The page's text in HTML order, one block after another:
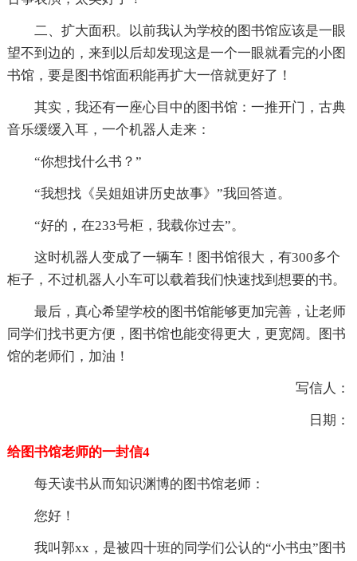
二、扩大面积。以前我认为学校的图书馆应该是一眼
望不到边的，来到以后却发现这是一个一眼就看完的小图
书馆，要是图书馆面积能再扩大一倍就更好了！
其实，我还有一座心目中的图书馆：一推开门，古典
音乐缓缓入耳，一个机器人走来：
“你想找什么书？”
“我想找《吴姐姐讲历史故事》”我回答道。
“好的，在233号柜，我载你过去”。
这时机器人变成了一辆车！图书馆很大，有300多个
柜子，不过机器人小车可以载着我们快速找到想要的书。
最后，真心希望学校的图书馆能够更加完善，让老师
同学们找书更方便，图书馆也能变得更大，更宽阔。图书
馆的老师们，加油！
写信人：
日期：
给图书馆老师的一封信4
每天读书从而知识渊博的图书馆老师：
您好！
我叫郭xx，是被四十班的同学们公认的“小书虫”图书